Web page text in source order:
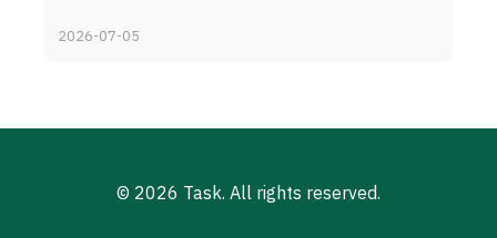
2026-07-05
© 2026 Task. All rights reserved.